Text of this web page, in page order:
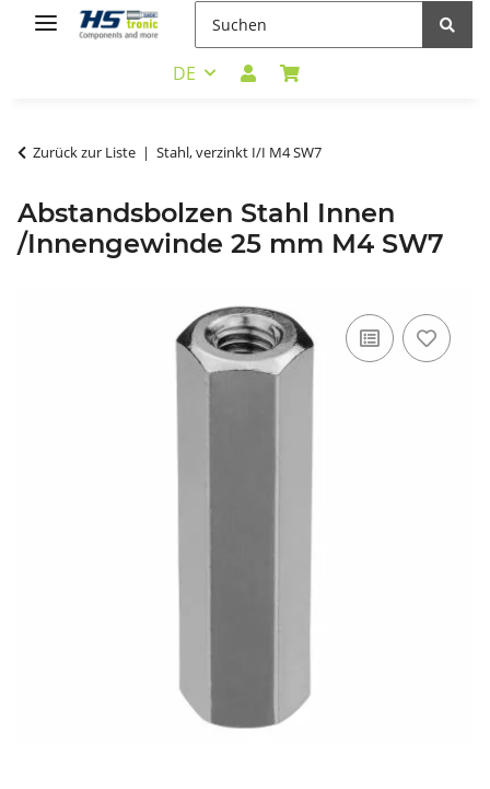
DE
Zurück zur Liste Stahl, verzinkt I/I M4 SW7
Abstandsbolzen Stahl Innen
/Innengewinde 25 mm M4 SW7